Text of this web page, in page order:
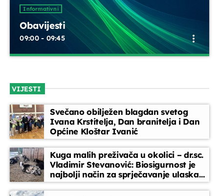
UPRAVO ETERU
Informativni
Obavijesti
09:00 - 09:45 more_vert
Obavijesti
Kratke obavijesti i najave o aktualnim događanjima,
promjenama programa i važnim informacijama za
slušatelje, između redovnih emisija.
close
DANAS NA PROGRAMU
Informativni
Obavijesti
09:00 - 09:45 more_vert
Kratke obavijesti i najave o aktualnim događanjima,
promjenama programa i važnim informacijama za
slušatelje, između redovnih emisija.
VIJESTI
Svečano obilježen blagdan svetog
Ivana Krstitelja, Dan branitelja i Dan
Općine Kloštar Ivanić
Kuga malih preživača u okolici – dr.sc.
Vladimir Stevanović: Biosigurnost je
najbolji način za sprječavanje ulaska
bolesti